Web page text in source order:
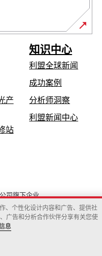
产
站
知识中心
利盟全球新闻
成功案例
分析师洞察
利盟新闻中心在
开
司旗下企业
、个性化设计内容和广告、提供社
广告和分析合作伙伴分享有关您使
息